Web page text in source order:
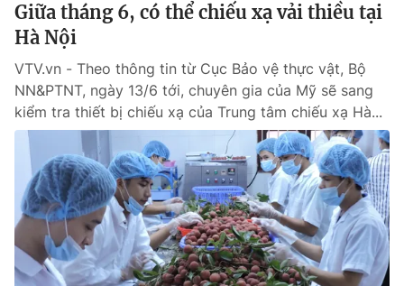
Góc doanh nghiệp
Truyền hình
Phim VTV
Hậu trường
Nhân vật
Khán giả
Giải sao mai
Giải trí
Điện ảnh
Âm nhạc
Sao
Đời sống
Du lịch
Làm đẹp
Chất lượng cuộc sống
Giáo dục
Tuyển sinh
Học trực tuyến
Công nghệ
Hitech Công nghệ tương lai
Giao lưu trực tuyến
Giữa tháng 6, có thể chiếu xạ vải thiều tại
Hà Nội
VTV.vn - Theo thông tin từ Cục Bảo vệ thực vật, Bộ
NN&PTNT, ngày 13/6 tới, chuyên gia của Mỹ sẽ sang
kiểm tra thiết bị chiếu xạ của Trung tâm chiếu xạ Hà...